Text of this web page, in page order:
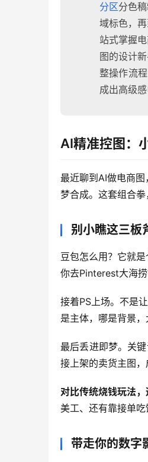
分区分色
域标色，
站式掌握
图的设计
整操作流
成出高级
AI精准控图：
最近聊到AI做电商
梦合成。这套组合
别小瞧这三板
豆包怎么用？它就
你去Pinterest大海捞
接着PS上场。不是
是主体，哪是背景，
最后丢进即梦。关
接上架的卖货主图，
对比传统烧钱玩法，
美工、还有靠接单吃
带走你的数字